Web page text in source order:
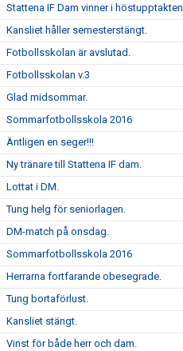
Stattena IF Dam vinner i höstupptakten.
Kansliet håller semesterstängt.
Fotbollsskolan är avslutad.
Fotbollsskolan v.3
Glad midsommar.
Sommarfotbollsskola 2016
Äntligen en seger!!!
Ny tränare till Stattena IF dam.
Lottat i DM.
Tung helg för seniorlagen.
DM-match på onsdag.
Sommarfotbollsskola 2016
Herrarna fortfarande obesegrade.
Tung bortaförlust.
Kansliet stängt.
Vinst för både herr och dam.